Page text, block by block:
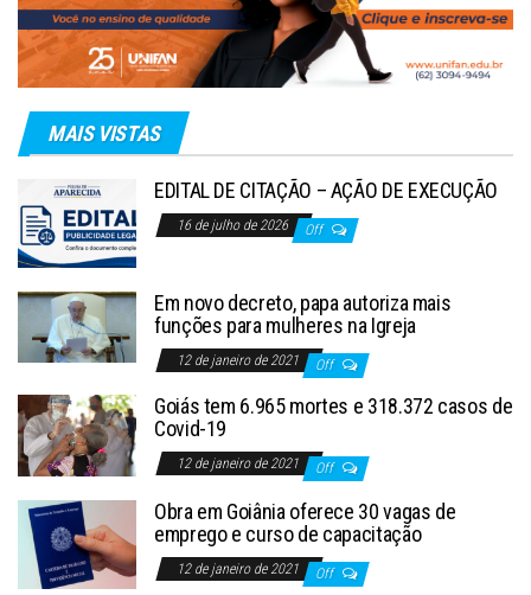
MAIS VISTAS
EDITAL DE CITAÇÃO – AÇÃO DE EXECUÇÃO
16 de julho de 2026 Off
Em novo decreto, papa autoriza mais
funções para mulheres na Igreja
12 de janeiro de 2021 Off
Goiás tem 6.965 mortes e 318.372 casos de
Covid-19
12 de janeiro de 2021 Off
Obra em Goiânia oferece 30 vagas de
emprego e curso de capacitação
12 de janeiro de 2021 Off